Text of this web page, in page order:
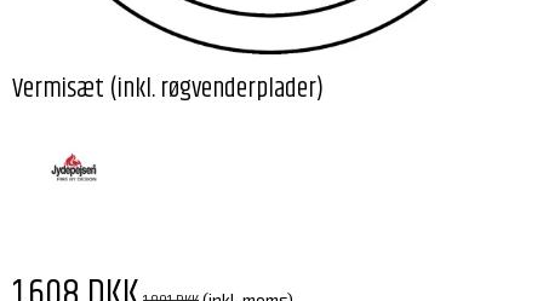
Vermisæt (inkl. røgvenderplader)